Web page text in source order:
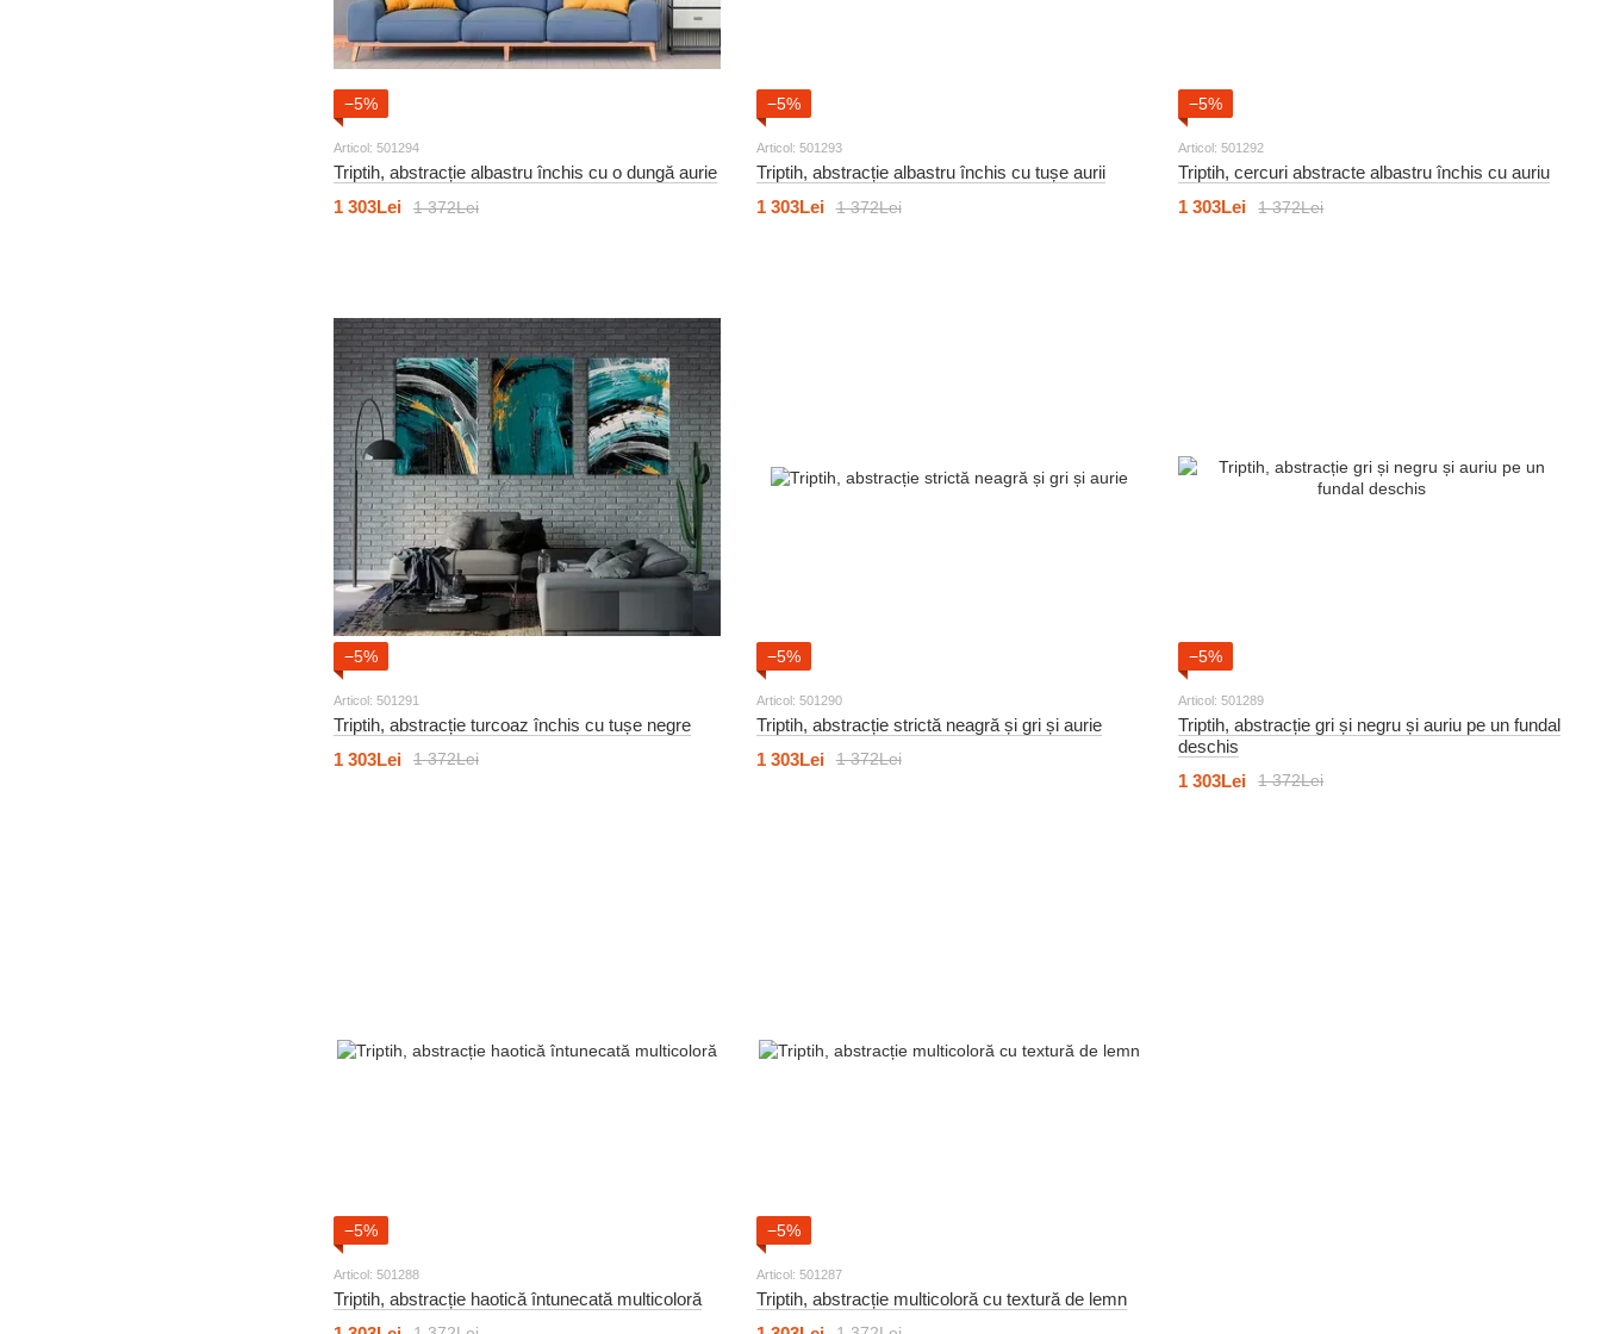
−5%
Articol: 501294
Triptih, abstracție albastru închis cu o dungă aurie
1 372Lei
1 303Lei
−5%
Articol: 501293
Triptih, abstracție albastru închis cu tușe aurii
1 372Lei
1 303Lei
−5%
Articol: 501292
Triptih, cercuri abstracte albastru închis cu auriu
1 372Lei
1 303Lei
−5%
Articol: 501291
Triptih, abstracție turcoaz închis cu tușe negre
1 372Lei
1 303Lei
−5%
Articol: 501290
Triptih, abstracție strictă neagră și gri și aurie
1 372Lei
1 303Lei
−5%
Articol: 501289
Triptih, abstracție gri și negru și auriu pe un fundal
deschis
1 372Lei
1 303Lei
−5%
Articol: 501288
Triptih, abstracție haotică întunecată multicoloră
−5%
Articol: 501287
Triptih, abstracție multicoloră cu textură de lemn